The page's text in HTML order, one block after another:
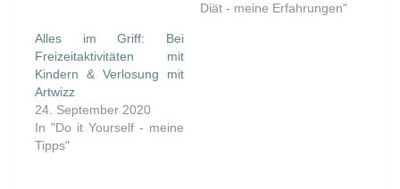
Diät - meine Erfahrungen"
Alles im Griff: Bei
Freizeitaktivitäten mit
Kindern & Verlosung mit
Artwizz
24. September 2020
In "Do it Yourself - meine
Tipps"